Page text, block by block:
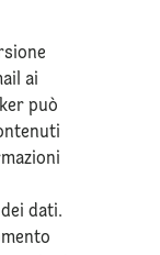
ai
può
dati.